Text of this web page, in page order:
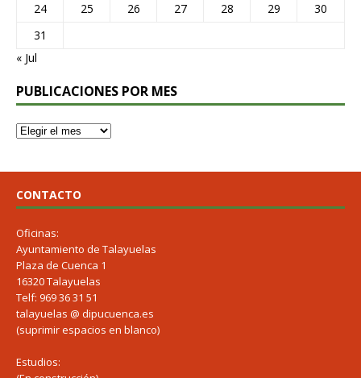
24
25 26 27 28 29
30
31
« Jul
PUBLICACIONES POR MES
CONTACTO
Oficinas:
Ayuntamiento de Talayuelas
Plaza de Cuenca 1
16320 Talayuelas
Telf: 969 36 31 51
talayuelas @ dipucuenca.es
(suprimir espacios en blanco)
Estudios: